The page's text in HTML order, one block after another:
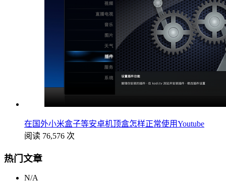
在国外小米盒子等安卓机顶盒怎样正常使用Youtube
阅读 76,576 次
热门文章
N/A